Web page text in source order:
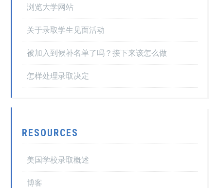
浏览大学网站
关于录取学生见面活动
被加入到候补名单了吗？接下来该怎么做
怎样处理录取决定
RESOURCES
美国学校录取概述
博客